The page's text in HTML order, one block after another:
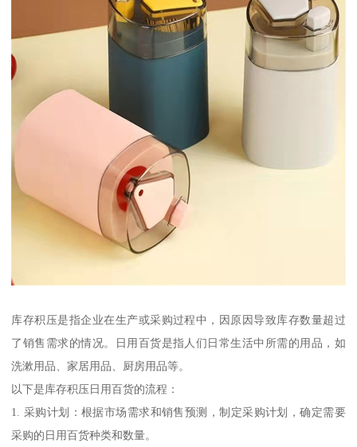
库存积压是指企业在生产或采购过程中，因原因导致库存数量超过
了销售需求的情况。日用百货是指人们日常生活中所需的用品，如
洗漱用品、家居用品、厨房用品等。
以下是库存积压日用百货的流程：
1. 采购计划：根据市场需求和销售预测，制定采购计划，确定需要
采购的日用百货种类和数量。